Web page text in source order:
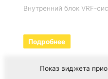
Внутренний блок VRF-
Подробнее
Показ виджета